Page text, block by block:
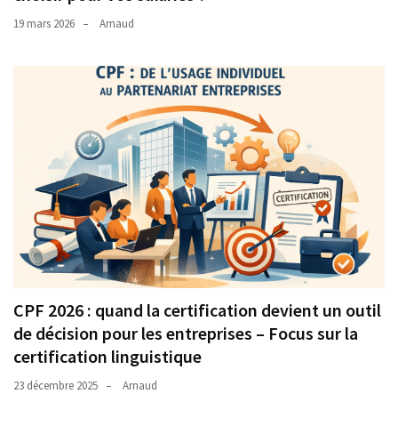
19 mars 2026 Arnaud
CPF 2026 : quand la certification devient un outil
de décision pour les entreprises – Focus sur la
certification linguistique
23 décembre 2025 Arnaud